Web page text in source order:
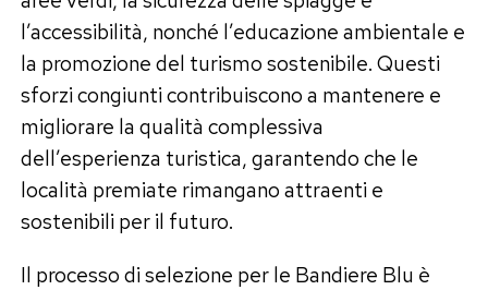
l’accessibilità, nonché l’educazione ambientale e
la promozione del turismo sostenibile. Questi
sforzi congiunti contribuiscono a mantenere e
migliorare la qualità complessiva
dell’esperienza turistica, garantendo che le
località premiate rimangano attraenti e
sostenibili per il futuro.
Il processo di selezione per le Bandiere Blu è